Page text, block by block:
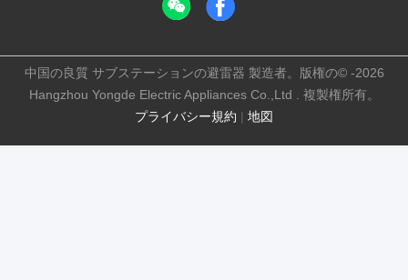
プライバシー規約 | 地図
中国の良質 サブステーションの避雷器 製造者。版権の© -2026
Hangzhou Yongde Electric Appliances Co.,Ltd . 複製権所有。